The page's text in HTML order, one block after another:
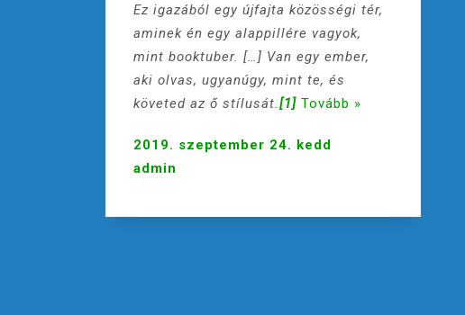
Ez igazából egy újfajta közösségi tér,
aminek én egy alappillére vagyok,
mint booktuber. […] Van egy ember,
aki olvas, ugyanúgy, mint te, és
követed az ő stílusát.[1] Tovább »
2019. szeptember 24. kedd
admin